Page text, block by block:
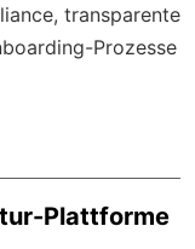
, transparente
Prozesse
Plattforme